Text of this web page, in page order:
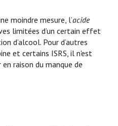
moindre mesure, l’acide
limitées d’un certain effet
d’alcool. Pour d’autres
et certains ISRS, il n'est
raison du manque de